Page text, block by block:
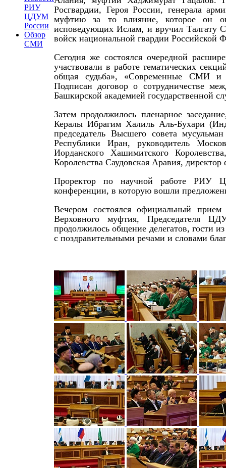
РИУ
ЦДУМ
России
Обзор
СМИ
Росгвардии, Героя России, генерала
муфтию за то влияние, которое он
исповедующих Ислам, и вручил Талгату
войск национальной гвардии Российской
Сегодня же состоялся очередной
участвовали в работе тематических
общая судьба», «Современные СМИ и
Подписан договор о сотрудничестве
Башкирской академией государственной
Затем продолжилось пленарное
Кералы Ибрагим Халиль Аль-Бухари
председатель Высшего совета
Республики Иран, руководитель
Иорданского Хашимитского
Королевства Саудовская Аравия,
Проректор по научной работе РИУ
конференции, в которую вошли
Вечером состоялся официальный
Верховного муфтия, Председателя
продолжилось общение делегатов, гости
с поздравительными речами и словами